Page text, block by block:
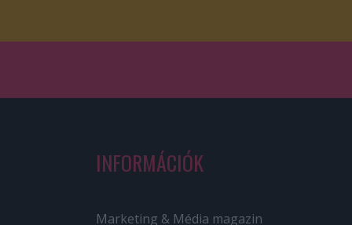
INFORMÁCIÓK
Marketing & Média magazin